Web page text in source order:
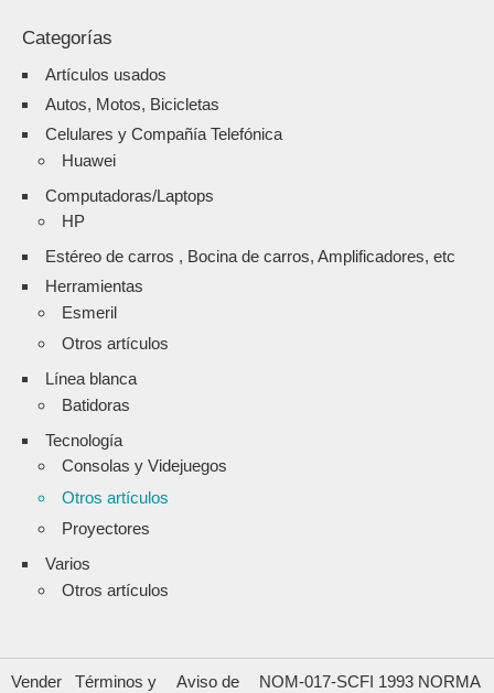
Categorías
Artículos usados
Autos, Motos, Bicicletas
Celulares y Compañía Telefónica
Huawei
Computadoras/Laptops
HP
Estéreo de carros , Bocina de carros, Amplificadores, etc
Herramientas
Esmeril
Otros artículos
Línea blanca
Batidoras
Tecnología
Consolas y Videjuegos
Otros artículos
Proyectores
Varios
Otros artículos
Vender Términos y Aviso de NOM-017-SCFI 1993 NORMA